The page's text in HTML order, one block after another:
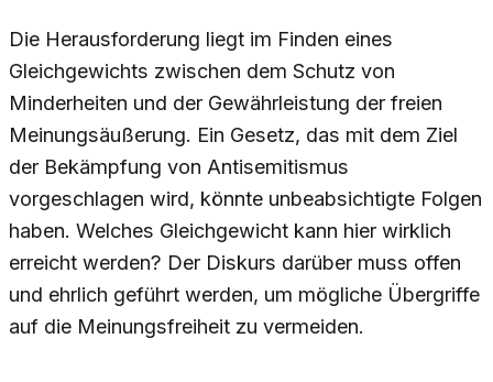
Die Herausforderung liegt im Finden eines
Gleichgewichts zwischen dem Schutz von
Minderheiten und der Gewährleistung der freien
Meinungsäußerung. Ein Gesetz, das mit dem Ziel
der Bekämpfung von Antisemitismus
vorgeschlagen wird, könnte unbeabsichtigte Folgen
haben. Welches Gleichgewicht kann hier wirklich
erreicht werden? Der Diskurs darüber muss offen
und ehrlich geführt werden, um mögliche Übergriffe
auf die Meinungsfreiheit zu vermeiden.